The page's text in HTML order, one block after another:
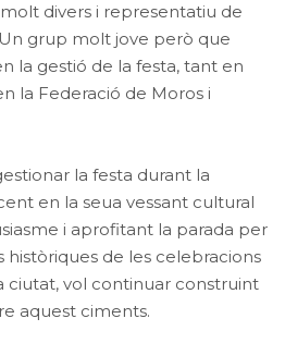
divers i representatiu de
grup molt jove però que
la gestió de la festa, tant en
la Federació de Moros i
la festa durant la
en la seua vessant cultural
i aprofitant la parada per
històriques de les celebracions
ciutat, vol continuar construint
aquest ciments.